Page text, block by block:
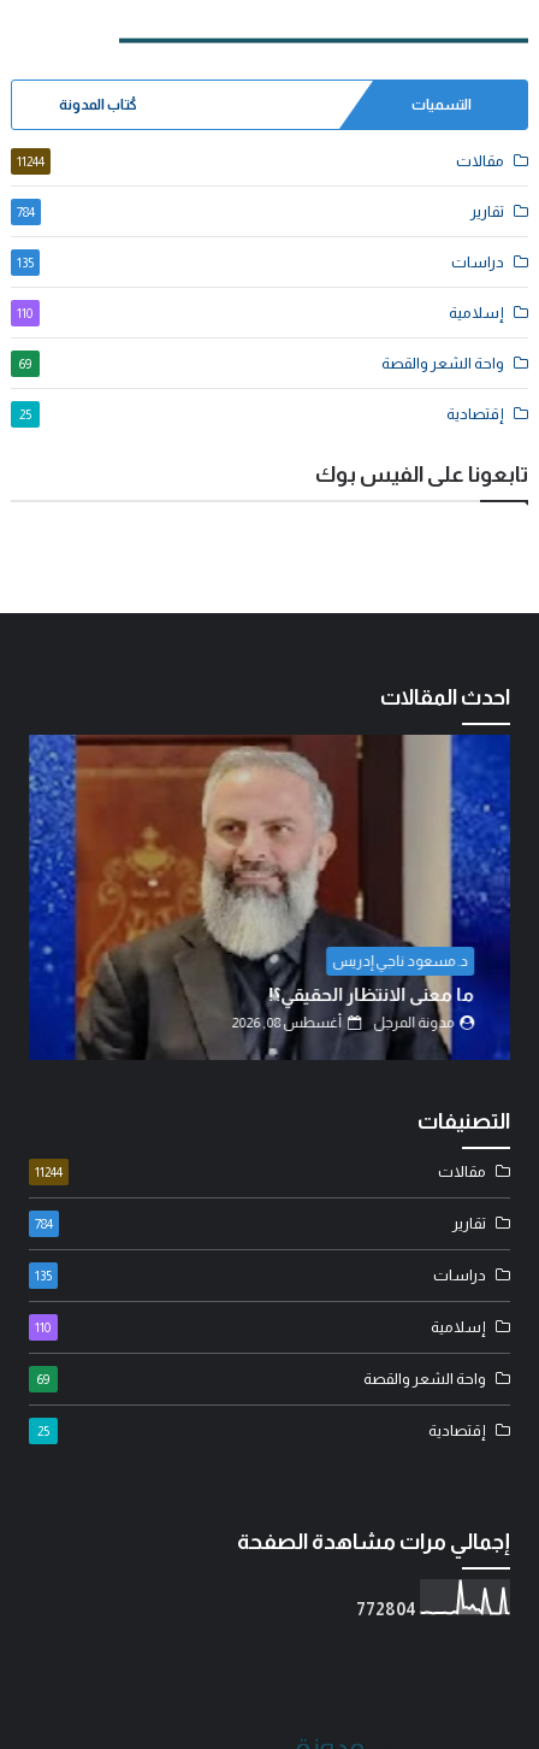
التسميات كُتاب المدونة
مقالات 11244
تقارير 784
دراسات 135
إسلامية 110
واحة الشعر والقصة 69
إقتصادية 25
تابعونا على الفيس بوك
احدث المقالات
المهندس مهدي حسين الزبيدي
اتفاق الدفاع المشترك… قراءة في تحولات موازين
القوى.
مدونة المرجل أغسطس 07, 2026
التصنيفات
مقالات 11244
تقارير 784
دراسات 135
إسلامية 110
واحة الشعر والقصة 69
إقتصادية 25
إجمالي مرات مشاهدة الصفحة
772804